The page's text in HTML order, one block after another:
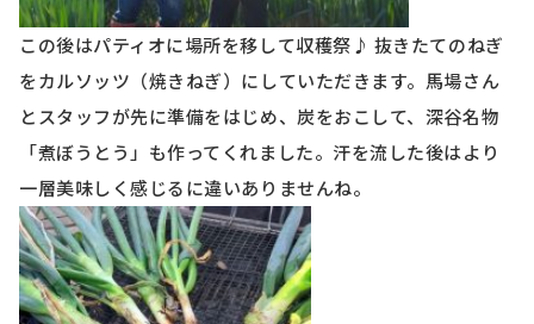
この後はパティオに場所を移して収穫祭♪ 抜きたてのねぎ
をカルソッツ（焼きねぎ）にしていただきます。馬場さん
とスタッフが先に準備をはじめ、炭をおこして、深谷名物
「煮ぼうとう」も作ってくれました。汗を流した後はより
一層美味しく感じるに違いありませんね。